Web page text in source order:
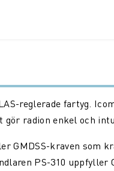
reglerade fartyg.
radion enkel och
GMDSS-kraven
PS-310